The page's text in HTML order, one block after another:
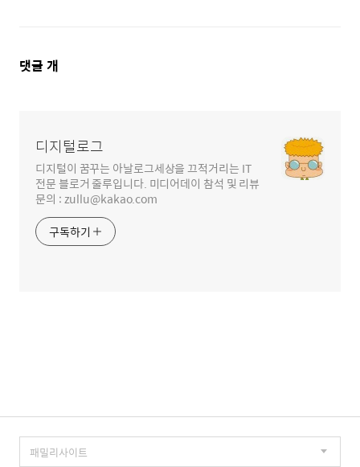
댓
댓글 개
디지털로그
디지털이 꿈꾸는 아날로그세상을 끄적거리는 IT
전문 블로거 줄루입니다. 미디어데이 참석 및 리뷰
문의 : zullu@kakao.com
구독하기